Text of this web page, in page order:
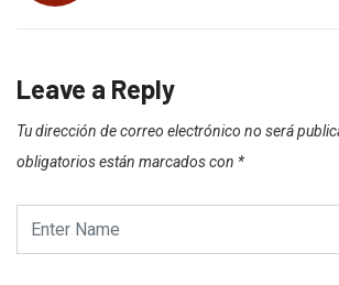
Leave a Reply
Tu dirección de correo electrónico no será
obligatorios están marcados con *